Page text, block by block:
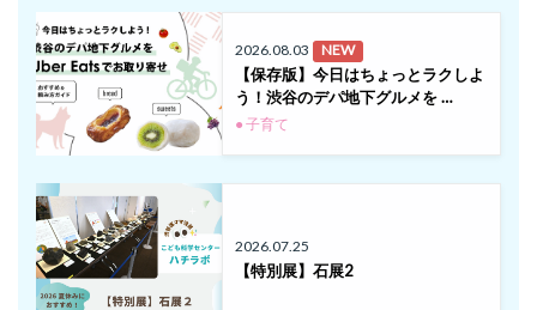
2026.08.03 NEW
【保存版】今日はちょっとラクしよ
う！渋谷のデパ地下グルメを …
● 子育て
2026.07.25
【特別展】石展2